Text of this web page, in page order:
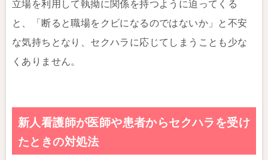
立場を利用して執拗に関係を持つように迫ってくる
と、「断ると職場をクビになるのではないか」と不安
な気持ちとなり、セクハラに応じてしまうことも少な
くありません。
新人看護師が医師や患者からセクハラを受け
たときの対処法